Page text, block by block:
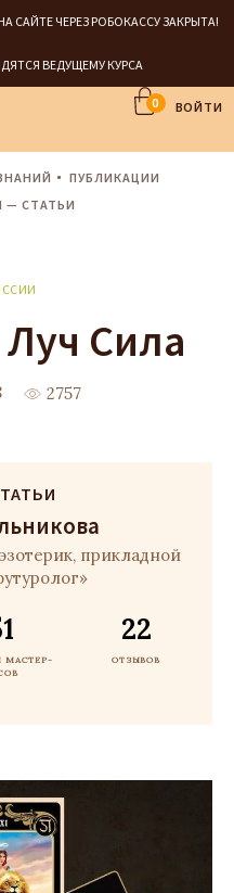
САЙТЕ ЧЕРЕЗ РОБОКАССУ ЗАКРЫТА!
ВЕДУЩЕМУ КУРСА
0 ВОЙТИ
ПУБЛИКАЦИИ
— СТАТЬИ
Сила
2757
прикладной
МАСТЕР-
22
ОТЗЫВОВ